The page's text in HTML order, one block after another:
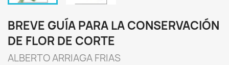
BREVE GUÍA PARA LA CONSERVACIÓN
DE FLOR DE CORTE
ALBERTO ARRIAGA FRIAS